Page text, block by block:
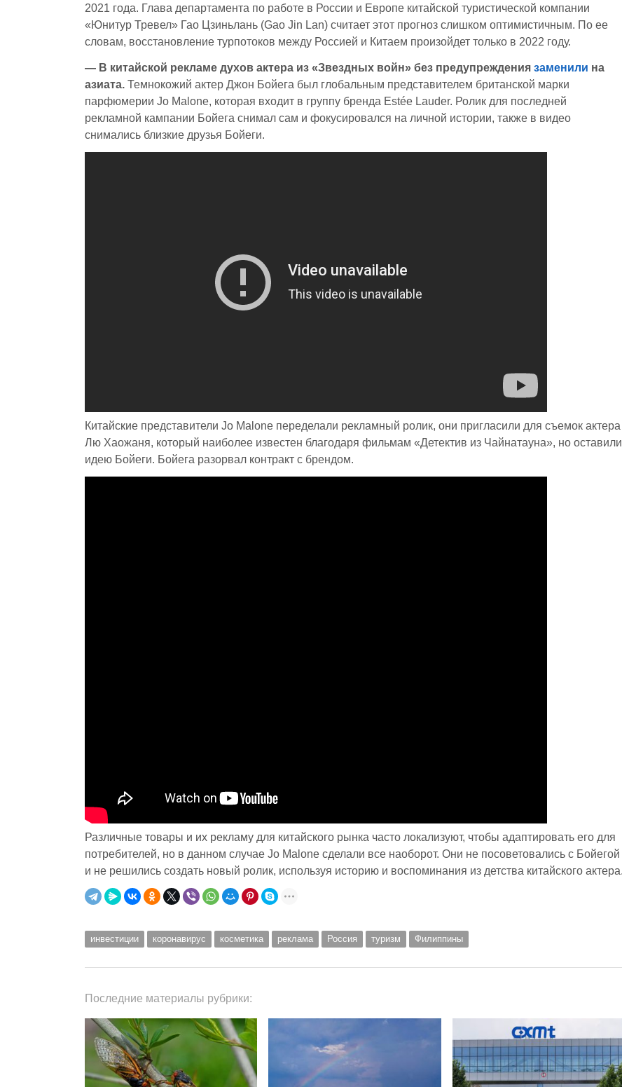
2021 года. Глава департамента по работе в России и Европе китайской туристической компании
«Юнитур Тревел» Гао Цзиньлань (Gao Jin Lan) считает этот прогноз слишком оптимистичным. По ее
словам, восстановление турпотоков между Россией и Китаем произойдет только в 2022 году.
— В китайской рекламе духов актера из «Звездных войн» без предупреждения заменили на
азиата. Темнокожий актер Джон Бойега был глобальным представителем британской марки
парфюмерии Jo Malone, которая входит в группу бренда Estée Lauder. Ролик для последней
рекламной кампании Бойега снимал сам и фокусировался на личной истории, также в видео
снимались близкие друзья Бойеги.
Китайские представители Jo Malone переделали рекламный ролик, они пригласили для съемок актера
Лю Хаожаня, который наиболее известен благодаря фильмам «Детектив из Чайнатауна», но оставили
идею Бойеги. Бойега разорвал контракт с брендом.
Различные товары и их рекламу для китайского рынка часто локализуют, чтобы адаптировать его для
потребителей, но в данном случае Jo Malone сделали все наоборот. Они не посоветовались с Бойегой
и не решились создать новый ролик, используя историю и воспоминания из детства китайского актера.
инвестиции коронавирус косметика реклама Россия туризм Филиппины
Последние материалы рубрики: